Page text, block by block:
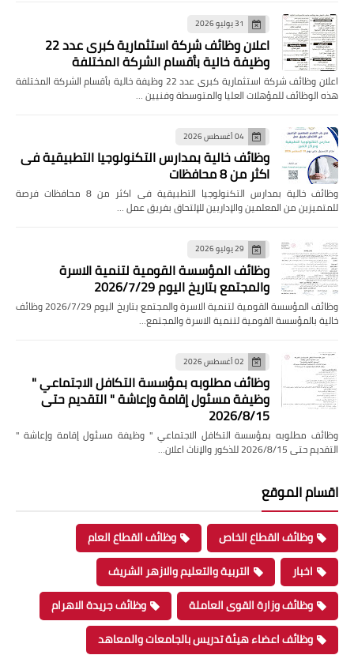
31 يوليو 2026
اعلان وظائف شركة استثمارية كبرى عدد 22
وظيفة خالية بأقسام الشركة المختلفة
اعلان وظائف شركة استثمارية كبرى عدد 22 وظيفة خالية بأقسام الشركة المختلفة
هذه الوظائف للمؤهلات العليا والمتوسطة وفنيين …
04 أغسطس 2026
وظائف خالية بمدارس التكنولوجيا التطبيقية فى
اكثر من 8 محافظات
وظائف خالية بمدارس التكنولوجيا التطبيقية فى اكثر من 8 محافظات فرصة
للمتميزين من المعلمين والإداريين للإلتحاق بفريق عمل …
29 يوليو 2026
وظائف المؤسسة القومية لتنمية الاسرة
والمجتمع بتاريخ اليوم 2026/7/29
وظائف المؤسسة القومية لتنمية الاسرة والمجتمع بتاريخ اليوم 2026/7/29 وظائف
خالية بالمؤسسة القومية لتنمية الاسرة والمجتمع…
02 أغسطس 2026
وظائف مطلوبه بمؤسسة التكافل الاجتماعي "
وظيفة مسئول إقامة وإعاشة " التقديم حتى
2026/8/15
وظائف مطلوبه بمؤسسة التكافل الاجتماعي " وظيفة مسئول إقامة وإعاشة "
التقديم حتى 2026/8/15 للذكور والإناث اعلان…
اقسام الموقع
وظائف القطاع الخاص
وظائف القطاع العام
اخبار
التربية والتعليم والازهر الشريف
وظائف وزارة القوى العاملة
وظائف جريدة الاهرام
وظائف اعضاء هيئة تدريس بالجامعات والمعاهد